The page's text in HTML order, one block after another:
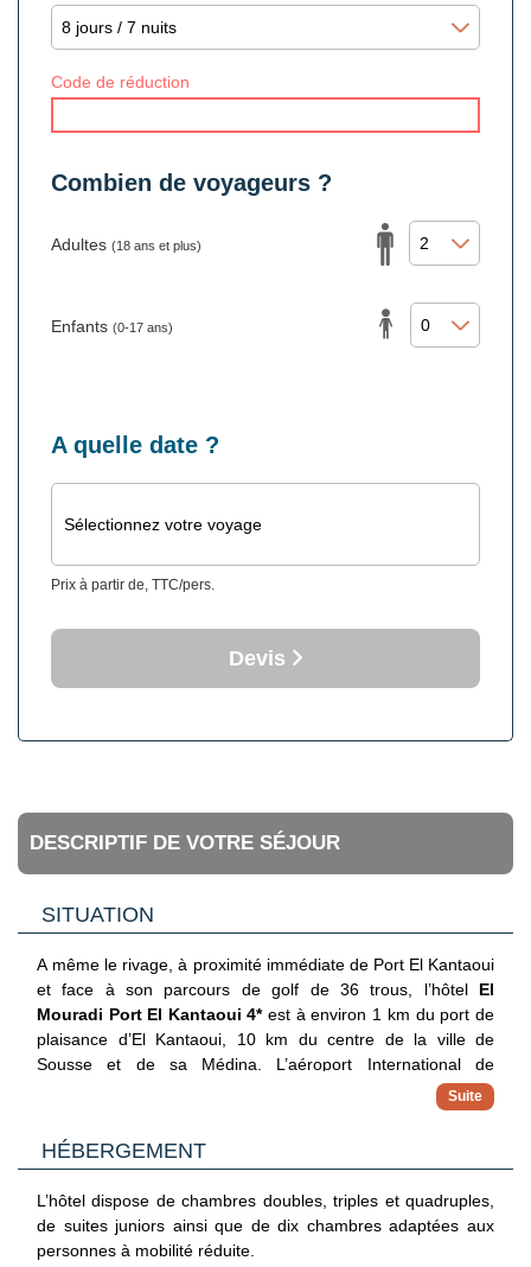
Code de réduction
Combien de voyageurs ?
Adultes (18 ans et plus)
Enfants (0-17 ans)
A quelle date ?
Sélectionnez votre voyage
Prix à partir de, TTC/pers.
Devis
DESCRIPTIF DE VOTRE SÉJOUR
SITUATION
A même le rivage, à proximité immédiate de Port El Kantaoui
et face à son parcours de golf de 36 trous, l’hôtel El
Mouradi Port El Kantaoui 4*est à environ 1 km du port de
plaisance d’El Kantaoui, 10 km du centre de la ville de
Sousse et de sa Médina. L’aéroport International de
Monastir est à 25 km et celui de Tunis-Carthage à 140 km.
HÉBERGEMENT
L’hôtel dispose de chambres doubles, triples et quadruples,
de suites juniors ainsi que de dix chambres adaptées aux
personnes à mobilité réduite.